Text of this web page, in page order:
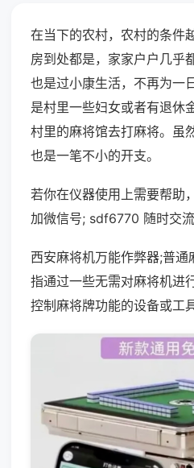
在当下的农村，农村的条件
房到处都是，家家户户几乎
也是过小康生活，不再为一
是村里一些妇女或者有退休
村里的麻将馆去打麻将。虽
也是一笔不小的开支。
若你在仪器使用上需要帮助
加微信号; sdf6770 随时交流
西安麻将机万能作弊器;普
指通过一些无需对麻将机进
控制麻将牌功能的设备或工具